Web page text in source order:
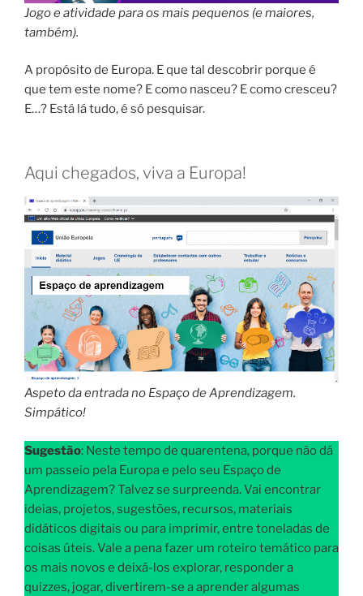
Jogo e atividade para os mais pequenos (e maiores,
também).
A propósito de Europa. E que tal descobrir porque é
que tem este nome? E como nasceu? E como cresceu?
E…? Está lá tudo, é só pesquisar.
Aqui chegados, viva a Europa!
Aspeto da entrada no Espaço de Aprendizagem.
Simpático!
Sugestão: Neste tempo de quarentena, porque não dá
um passeio pela Europa e pelo seu Espaço de
Aprendizagem? Talvez se surpreenda. Vai encontrar
ideias, projetos, sugestões, recursos, materiais
didáticos digitais ou para imprimir, entre toneladas de
coisas úteis. Vale a pena fazer um roteiro temático para
os mais novos e deixá-los explorar, responder a
quizzes, jogar, divertirem-se a aprender algumas